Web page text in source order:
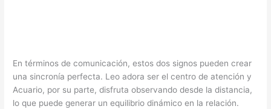
En términos de comunicación, estos dos signos pueden crear
una sincronía perfecta. Leo adora ser el centro de atención y
Acuario, por su parte, disfruta observando desde la distancia,
lo que puede generar un equilibrio dinámico en la relación.